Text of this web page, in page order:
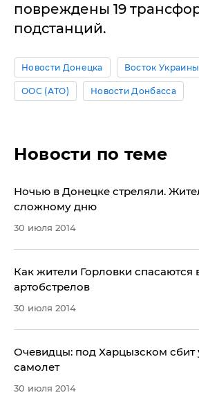
повреждены 19
подстанций.
Новости Донецка Восток Украины
ООС (АТО) Новости Донбасса
Новости по теме
​Ночью в Донецке стреляли.
сложному дню
30 июля 2014
Как жители Горловки спасаются
артобстрелов
30 июля 2014
​Очевидцы: под Харцызском сбит
самолет
30 июля 2014